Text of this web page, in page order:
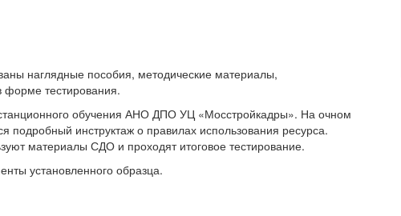
наглядные пособия, методические материалы,
форме тестирования.
обучения АНО ДПО УЦ «Мосстройкадры». На очном
инструктаж о правилах использования ресурса.
материалы СДО и проходят итоговое тестирование.
установленного образца.